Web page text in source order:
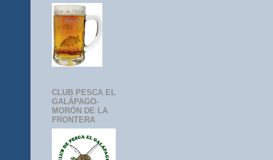
CLUB PESCA EL
GALÁPAGO-
MORÓN DE LA
FRONTERA